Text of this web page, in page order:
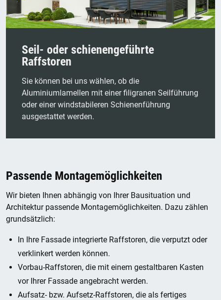
Seil- oder schienengeführte
Raffstoren
Sie können bei uns wählen, ob die
Aluminiumlamellen mit einer filigranen Seilführung
oder einer windstabileren Schienenführung
ausgestattet werden.
Passende Montagemöglichkeiten
Wir bieten Ihnen abhängig von Ihrer Bausituation und
Architektur passende Montagemöglichkeiten. Dazu zählen
grundsätzlich:
In Ihre Fassade integrierte Raffstoren, die verputzt oder
verklinkert werden können.
Vorbau-Raffstoren, die mit einem gestaltbaren Kasten
vor Ihrer Fassade angebracht werden.
Aufsatz- bzw. Aufsetz-Raffstoren, die als fertiges